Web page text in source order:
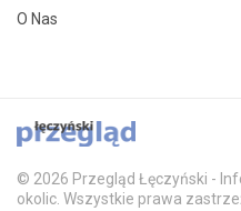
O Nas
© 2026 Przegląd Łęczyński -
okolic. Wszystkie prawa